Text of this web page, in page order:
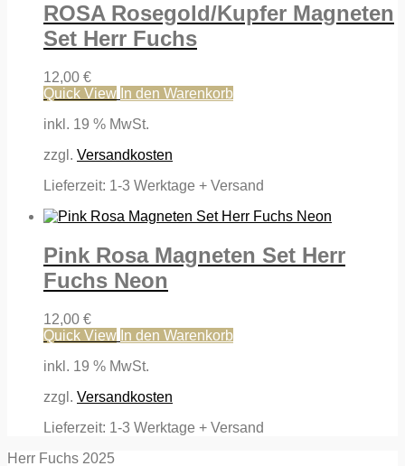
ROSA Rosegold/Kupfer Magneten
Set Herr Fuchs
12,00 €
Quick View In den Warenkorb
inkl. 19 % MwSt.
zzgl. Versandkosten
Lieferzeit: 1-3 Werktage + Versand
Pink Rosa Magneten Set Herr
Fuchs Neon
12,00 €
Quick View In den Warenkorb
inkl. 19 % MwSt.
zzgl. Versandkosten
Lieferzeit: 1-3 Werktage + Versand
Herr Fuchs 2025